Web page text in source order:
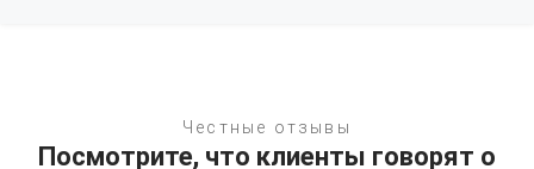
Честные отзывы
Посмотрите, что клиенты говорят о